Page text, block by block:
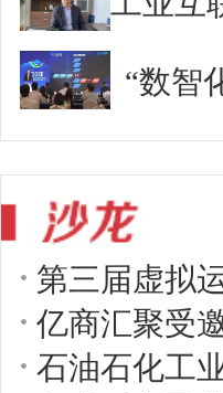
“数智
第三届虚拟
亿商汇聚受
石油石化工